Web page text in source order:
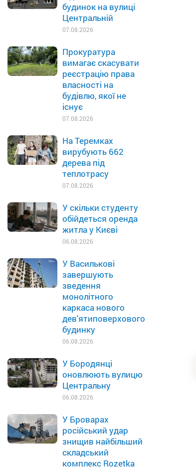
будинок на вулиці
Центральній
07.08.2026
Прокуратура
вимагає скасувати
реєстрацію права
власності на
будівлю, якої не
існує
07.08.2026
На Теремках
вирубують 662
дерева під
теплотрасу
07.08.2026
У скільки студенту
обійдеться оренда
житла у Києві
06.08.2026
У Василькові
завершують
зведення
монолітного
каркаса нового
дев'ятиповерхового
будинку
06.08.2026
У Бородянці
оновлюють вулицю
Центральну
06.08.2026
У Броварах
російський удар
знищив найбільший
складський
комплекс Rozetka